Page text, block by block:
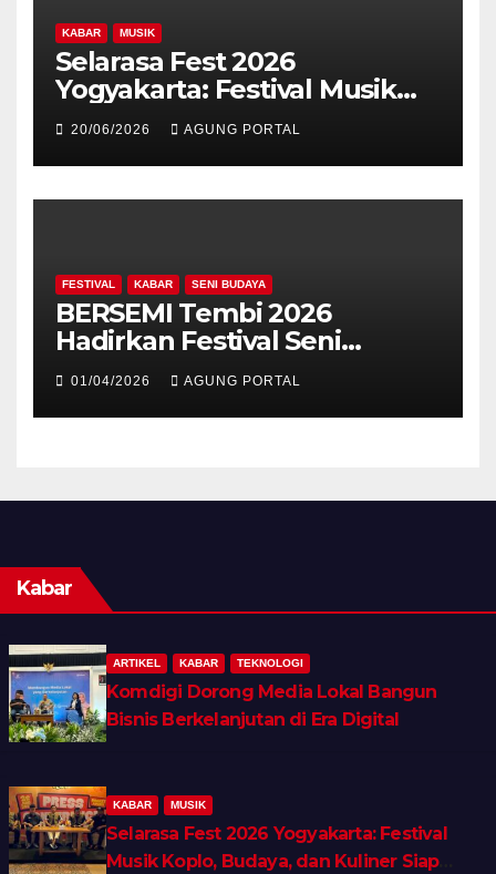
KABAR MUSIK
Selarasa Fest 2026
Yogyakarta: Festival Musik
Koplo, Budaya, dan Kuliner
Siap Guncang Rocket Arena
20/06/2026 AGUNG PORTAL
FESTIVAL KABAR SENI BUDAYA
BERSEMI Tembi 2026
Hadirkan Festival Seni
Berkelanjutan
01/04/2026 AGUNG PORTAL
Kabar
ARTIKEL KABAR TEKNOLOGI
Komdigi Dorong Media Lokal Bangun
Bisnis Berkelanjutan di Era Digital
KABAR MUSIK
Selarasa Fest 2026 Yogyakarta: Festival
Musik Koplo, Budaya, dan Kuliner Siap